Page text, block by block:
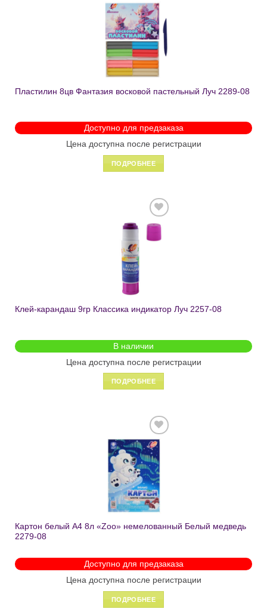
Добавить
в список
желаний
Пластилин 8цв Фантазия восковой пастельный Луч 2289-08
Доступно для предзаказа
Цена доступна после регистрации
ПОДРОБНЕЕ
Добавить
желаний
Клей-карандаш 9гр Классика индикатор Луч 2257-08
В наличии
Цена доступна после регистрации
ПОДРОБНЕЕ
Добавить
в список
желаний
Картон белый А4 8л «Zoo» немелованный Белый медведь
2279-08
Доступно для предзаказа
Цена доступна после регистрации
ПОДРОБНЕЕ